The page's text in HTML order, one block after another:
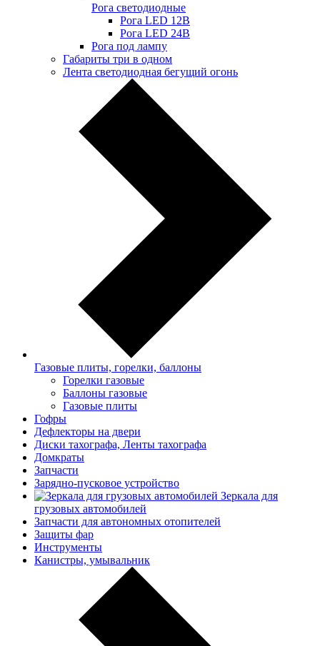
Рога светодиодные
Рога LED 12В
Рога LED 24В
Рога под лампу
Габариты три в одном
Лента светодиодная бегущий огонь
Газовые плиты, горелки, баллоны
Горелки газовые
Баллоны газовые
Газовые плиты
Гофры
Дефлекторы на двери
Диски тахографа, Ленты тахографа
Домкраты
Запчасти
Зарядно-пусковое устройство
Зеркала для
грузовых автомобилей
Запчасти для автономных отопителей
Защиты фар
Инструменты
Канистры, умывальник